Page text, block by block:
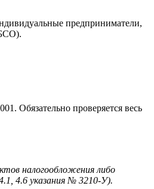
предприниматели,
Обязательно проверяется весь
налогообложения либо
4.6 указания № 3210-У).